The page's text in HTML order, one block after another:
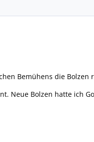
Bemühens die
Neue Bolzen hatte ich